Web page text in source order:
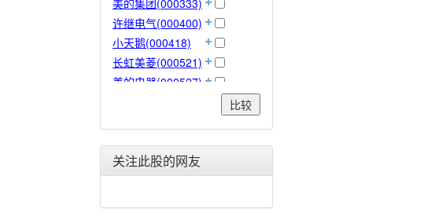
美的集团(000333)
许继电气(000400)
小天鹅(000418)
长虹美菱(000521)
美的电器(000527)
合金投资(000633)
格力电器(000651)
比较
关注此股的网友